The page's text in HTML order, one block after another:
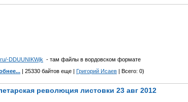
DDUUNIKWjk - там файлы в вордовском формате
| 25330 байтов еще | Григорий Исаев | Всего: 0)
революция листовки 23 авг 2012